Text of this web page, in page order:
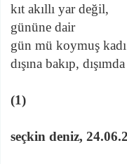
kıt akıllı yar değil,
gününe dair
gün mü koymuş kadı
dışına bakıp,
(1)
seçkin deniz,